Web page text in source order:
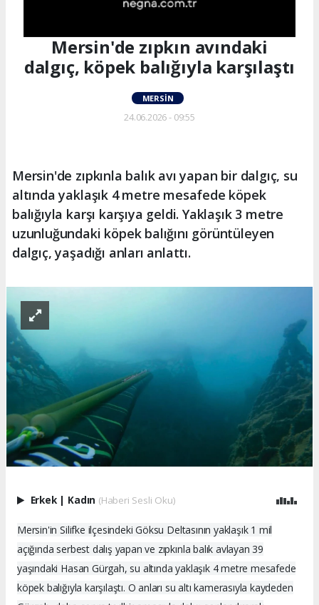
Mersin'de zıpkın avındaki
dalgıç, köpek balığıyla karşılaştı
MERSIN
24.06.2026 - 09:55
Mersin'de zıpkınla balık avı yapan bir dalgıç, su
altında yaklaşık 4 metre mesafede köpek
balığıyla karşı karşıya geldi. Yaklaşık 3 metre
uzunluğundaki köpek balığını görüntüleyen
dalgıç, yaşadığı anları anlattı.
Erkek Kadın (Haberi Sesli Oku)
Mersin'in Silifke ilçesindeki Göksu Deltasının yaklaşık 1 mil
açığında serbest dalış yapan ve zıpkınla balık avlayan 39
yaşındaki Hasan Gürgah, su altında yaklaşık 4 metre mesafede
köpek balığıyla karşılaştı. O anları su altı kamerasıyla kaydeden